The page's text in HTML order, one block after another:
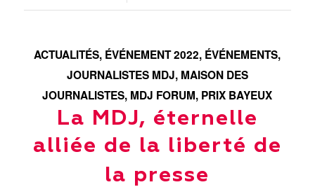
ACTUALITÉS, ÉVÉNEMENT 2022, ÉVÉNEMENTS,
JOURNALISTES MDJ, MAISON DES
JOURNALISTES, MDJ FORUM, PRIX BAYEUX
La MDJ, éternelle
alliée de la liberté de
la presse